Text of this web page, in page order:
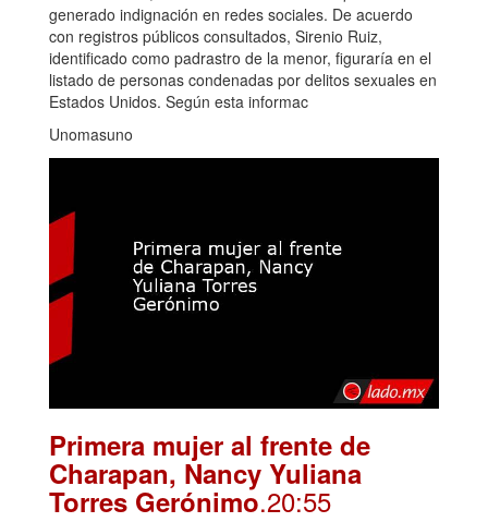
generado indignación en redes sociales. De acuerdo
con registros públicos consultados, Sirenio Ruiz,
identificado como padrastro de la menor, figuraría en el
listado de personas condenadas por delitos sexuales en
Estados Unidos. Según esta informac
Unomasuno
Primera mujer al frente de
Charapan, Nancy Yuliana
Torres Gerónimo.20:55